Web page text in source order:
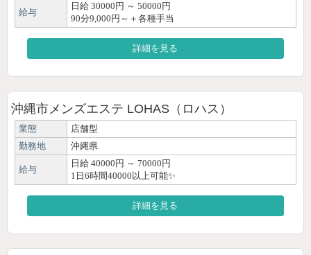
給与
日給 30000円 ～ 50000円
90分9,000円～＋各種手当
詳細を見る
沖縄市メンズエステ LOHAS（ロハス）
業態
店舗型
勤務地
沖縄県
給与
日給 40000円 ～ 70000円
1日6時間40000以上可能✨
詳細を見る